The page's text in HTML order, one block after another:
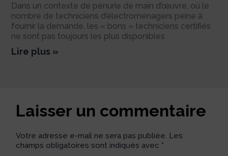
Dans un contexte de pénurie de main d’œuvre, où le
nombre de techniciens d’électroménagers peine à
fournir la demande, les « bons » techniciens certifiés
ne sont pas toujours les plus disponibles
Lire plus »
Laisser un commentaire
Votre adresse e-mail ne sera pas publiée. Les
champs obligatoires sont indiqués avec *